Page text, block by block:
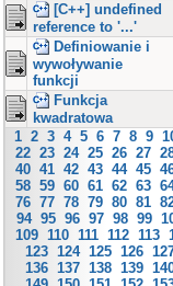
[C++] undefined
reference to '...'
Definiowanie i
wywoływanie
funkcji
Funkcja
kwadratowa
1 2 3 4 5 6 7 8 9
22 23 24 25 26 27
40 41 42 43 44 45
58 59 60 61 62 63
76 77 78 79 80 81
94 95 96 97 98 99
109 110 111 112 113
123 124 125 126
136 137 138 139